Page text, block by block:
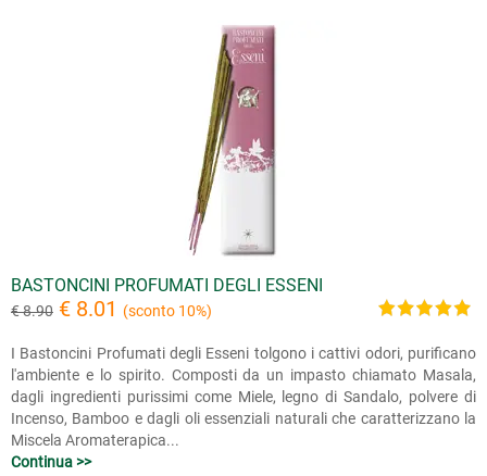
BASTONCINI PROFUMATI DEGLI ESSENI
€ 8.90 € 8.01 (sconto 10%)
I Bastoncini Profumati degli Esseni tolgono i cattivi odori, purificano
l'ambiente e lo spirito. Composti da un impasto chiamato Masala,
dagli ingredienti purissimi come Miele, legno di Sandalo, polvere di
Incenso, Bamboo e dagli oli essenziali naturali che caratterizzano la
Miscela Aromaterapica...
Continua >>